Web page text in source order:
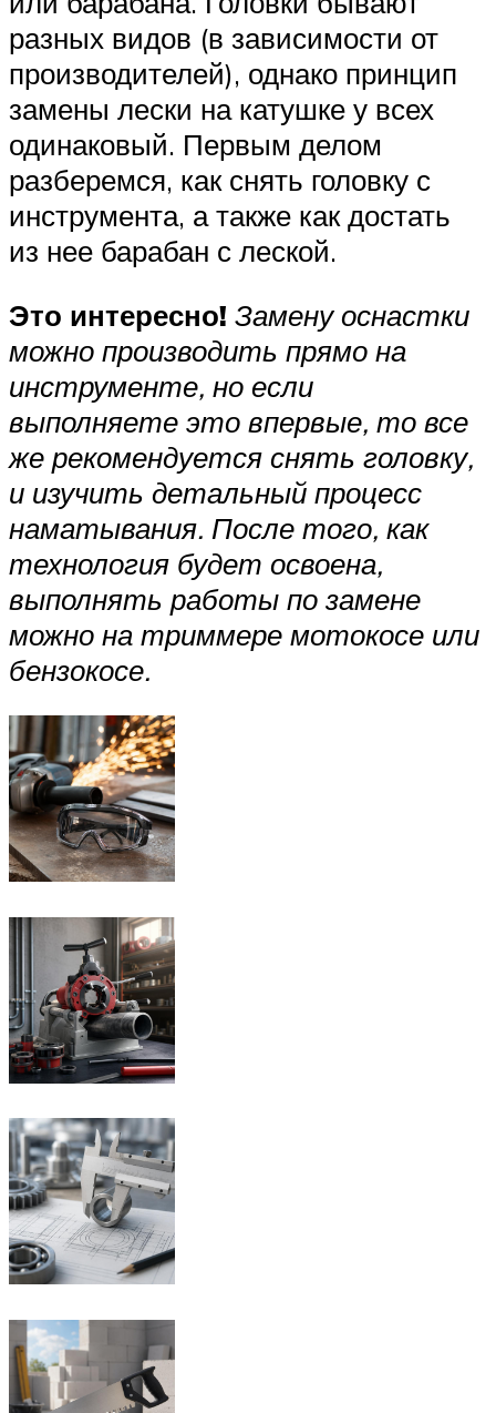
разных видов (в зависимости от
производителей), однако принцип
замены лески на катушке у всех
одинаковый. Первым делом
разберемся, как снять головку с
инструмента, а также как достать
из нее барабан с леской.
Это интересно! Замену оснастки
можно производить прямо на
инструменте, но если
выполняете это впервые, то все
же рекомендуется снять головку,
и изучить детальный процесс
наматывания. После того, как
технология будет освоена,
выполнять работы по замене
можно на триммере мотокосе или
бензокосе.